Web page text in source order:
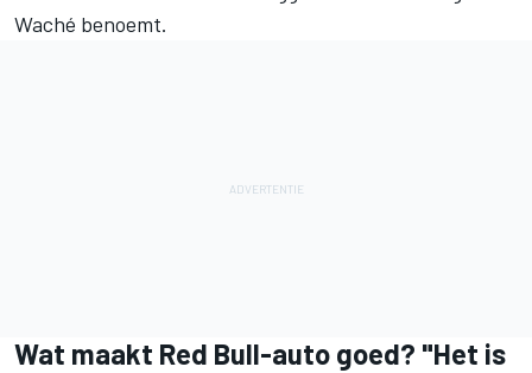
Waché benoemt.
Wat maakt Red Bull-auto goed? "Het is